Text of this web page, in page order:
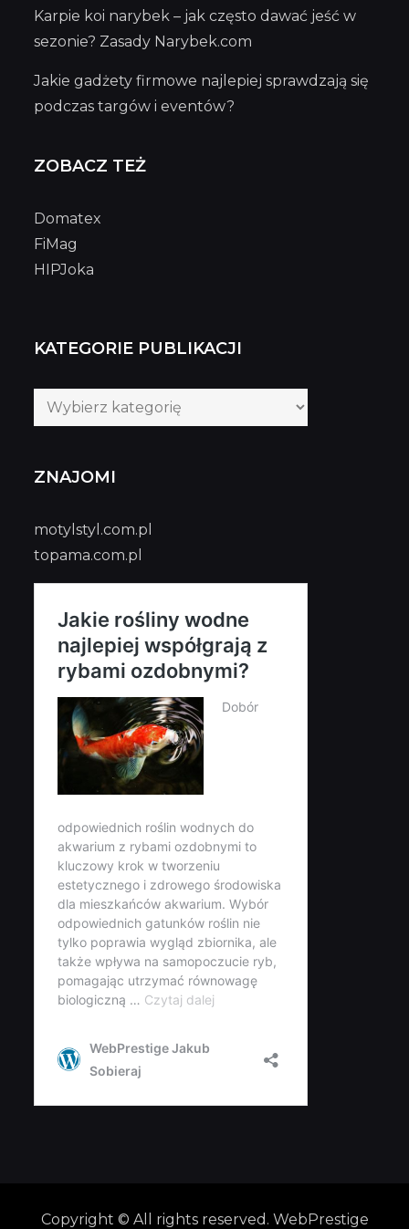
Karpie koi narybek – jak często dawać jeść w
sezonie? Zasady Narybek.com
Jakie gadżety firmowe najlepiej sprawdzają się
podczas targów i eventów?
ZOBACZ TEŻ
Domatex
FiMag
HIPJoka
KATEGORIE PUBLIKACJI
Kategorie
publikacji
ZNAJOMI
motylstyl.com.pl
topama.com.pl
Copyright © All rights reserved. WebPrestige